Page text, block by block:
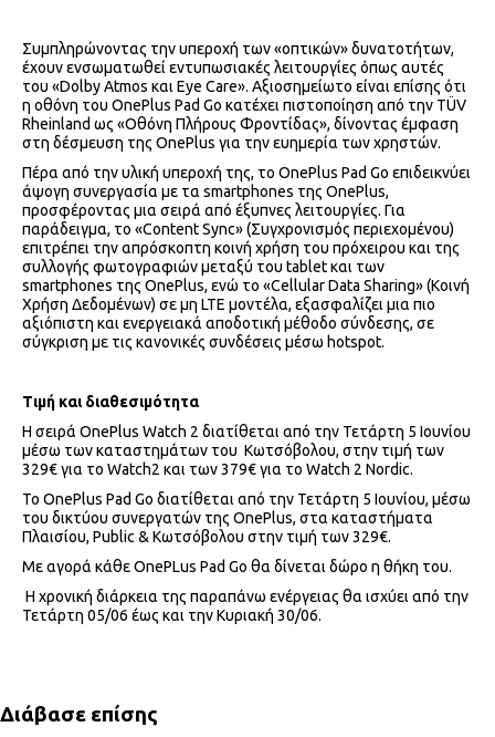
Συμπληρώνοντας την υπεροχή των «οπτικών» δυνατοτήτων,
έχουν ενσωματωθεί εντυπωσιακές λειτουργίες όπως αυτές
του «Dolby Atmos και Eye Care». Αξιοσημείωτο είναι επίσης ότι
η οθόνη του OnePlus Pad Go κατέχει πιστοποίηση από την TÜV
Rheinland ως «Οθόνη Πλήρους Φροντίδας», δίνοντας έμφαση
στη δέσμευση της OnePlus για την ευημερία των χρηστών.
Πέρα από την υλική υπεροχή της, το OnePlus Pad Go επιδεικνύει
άψογη συνεργασία με τα smartphones της OnePlus,
προσφέροντας μια σειρά από έξυπνες λειτουργίες. Για
παράδειγμα, το «Content Sync» (Συγχρονισμός περιεχομένου)
επιτρέπει την απρόσκοπτη κοινή χρήση του πρόχειρου και της
συλλογής φωτογραφιών μεταξύ του tablet και των
smartphones της OnePlus, ενώ το «Cellular Data Sharing» (Κοινή
Χρήση Δεδομένων) σε μη LTE μοντέλα, εξασφαλίζει μια πιο
αξιόπιστη και ενεργειακά αποδοτική μέθοδο σύνδεσης, σε
σύγκριση με τις κανονικές συνδέσεις μέσω hotspot.
Τιμή και διαθεσιμότητα
Η σειρά OnePlus Watch 2 διατίθεται από την Τετάρτη 5 Ιουνίου
μέσω των καταστημάτων του Κωτσόβολου, στην τιμή των
329€ για το Watch2 και των 379€ για το Watch 2 Nordic.
Το OnePlus Pad Go διατίθεται από την Τετάρτη 5 Ιουνίου, μέσω
του δικτύου συνεργατών της OnePlus, στα καταστήματα
Πλαισίου, Public & Κωτσόβολου στην τιμή των 329€.
Με αγορά κάθε OnePLus Pad Go θα δίνεται δώρο η θήκη του.
H χρονική διάρκεια της παραπάνω ενέργειας θα ισχύει από την
Τετάρτη 05/06 έως και την Κυριακή 30/06.
Διάβασε επίσης